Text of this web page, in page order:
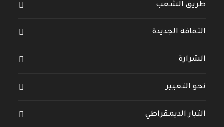
طريق الشعب
الثقافة الجديدة
الشرارة
نحو التغيير
التيار الديمقراطي